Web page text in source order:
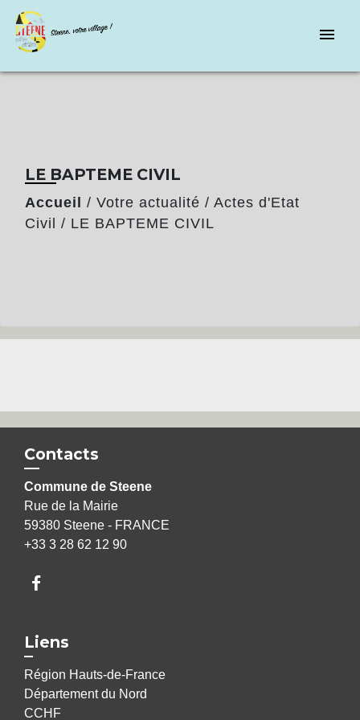
menu
LE BAPTEME CIVIL
Accueil / Votre actualité / Actes d'Etat
Civil / LE BAPTEME CIVIL
Contacts
Commune de Steene
Rue de la Mairie
59380 Steene - FRANCE
+33 3 28 62 12 90
Liens
Région Hauts-de-France
Département du Nord
CCHF